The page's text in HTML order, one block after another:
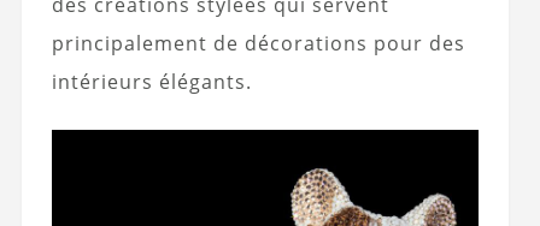
principalement de décorations pour des
intérieurs élégants.